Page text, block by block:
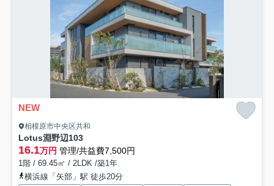
NEW
相模原市中央区共和
Lotus淵野辺103
16.1万円 管理/共益費7,500円
1階 / 69.45㎡ / 2LDK /築1年
横浜線「矢部」駅 徒歩20分